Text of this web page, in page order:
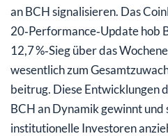
an BCH signalisieren. Das
20‑Performance‑Update hob
12,7 %‑Sieg über das
wesentlich zum
beitrug. Diese Entwicklungen
BCH an Dynamik gewinnt und
institutionelle Investoren